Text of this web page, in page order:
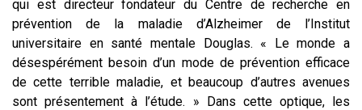
qui est directeur fondateur du Centre de recherche en
prévention de la maladie d’Alzheimer de l’Institut
universitaire en santé mentale Douglas. « Le monde a
désespérément besoin d’un mode de prévention efficace
de cette terrible maladie, et beaucoup d’autres avenues
sont présentement à l’étude. » Dans cette optique, les